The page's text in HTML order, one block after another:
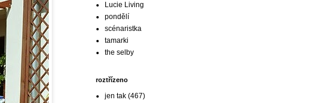
Lucie Living
pondělí
scénaristka
tamarki
the selby
roztřízeno
jen tak (467)